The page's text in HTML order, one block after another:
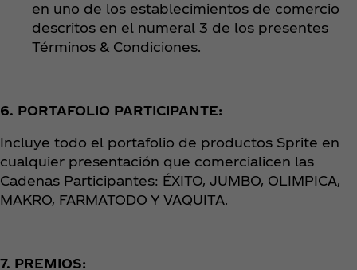
en uno de los establecimientos de comercio
descritos en el numeral 3 de los presentes
Términos & Condiciones.
6. PORTAFOLIO PARTICIPANTE:
Incluye todo el portafolio de productos Sprite en
cualquier presentación que comercialicen las
Cadenas Participantes: ÉXITO, JUMBO, OLIMPICA,
MAKRO, FARMATODO Y VAQUITA.
7. PREMIOS: